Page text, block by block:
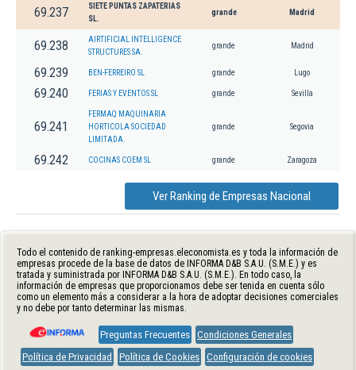
69.237
SIETE PUNTAS ZAPATERIAS
SL.
grande Madrid
69.238
AIRTIFICIAL INTELLIGENCE
STRUCTURES SA.
grande Madrid
69.239 BEN-FERREIRO SL grande Lugo
69.240 FERIAS Y EVENTOS SL grande Sevilla
69.241
FERMAQ MAQUINARIA
HORTICOLA SOCIEDAD
LIMITADA.
grande Segovia
69.242 COCINAS COEM SL grande Zaragoza
Ver Ranking de Empresas Nacional
Todo el contenido de ranking-empresas.eleconomista.es y toda la información de
empresas procede de la base de datos de INFORMA D&B S.A.U. (S.M.E.) y es
tratada y suministrada por INFORMA D&B S.A.U. (S.M.E.). En todo caso, la
información de empresas que proporcionamos debe ser tenida en cuenta sólo
como un elemento más a considerar a la hora de adoptar decisiones comerciales
y no debe por tanto determinar las mismas.
Preguntas Frecuentes Condiciones Generales
Política de Privacidad
Política de Cookies Configuración de cookies